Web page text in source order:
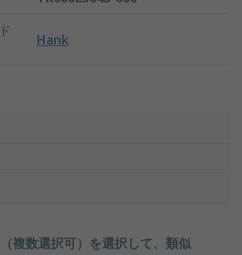
Hank
複数選択可）を選択して、類似